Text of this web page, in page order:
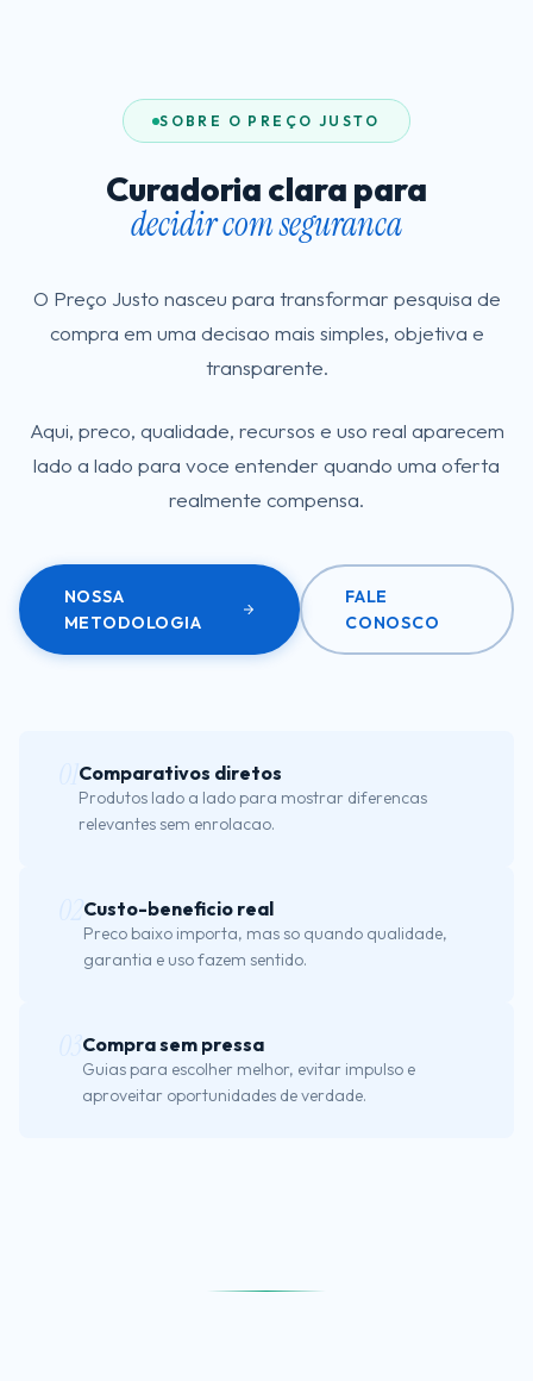
SOBRE O PREÇO JUSTO
Curadoria clara para
decidir com seguranca
O Preço Justo nasceu para transformar pesquisa de
compra em uma decisao mais simples, objetiva e
transparente.
Aqui, preco, qualidade, recursos e uso real aparecem
lado a lado para voce entender quando uma oferta
realmente compensa.
NOSSA
METODOLOGIA
FALE
CONOSCO
Comparativos diretos
Produtos lado a lado para mostrar diferencas
relevantes sem enrolacao.
Custo-beneficio real
Preco baixo importa, mas so quando qualidade,
garantia e uso fazem sentido.
Compra sem pressa
Guias para escolher melhor, evitar impulso e
aproveitar oportunidades de verdade.